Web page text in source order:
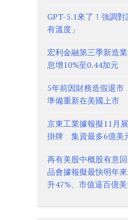
GPT-5.1來了！強調
有溫度」
宏利金融第三季新造
息增10%至0.44加元
5年前因財務造假退
準備重新在美國上市
京東工業據報擬11月
掛牌 集資最多6億美
再有美股中概股有意
品會據報擬最快明年
升47%、市值逼百億